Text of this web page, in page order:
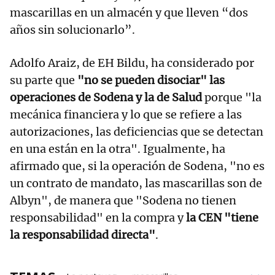
mascarillas en un almacén y que lleven “dos
años sin solucionarlo”.
Adolfo Araiz, de EH Bildu, ha considerado por
su parte que "no se pueden disociar" las
operaciones de Sodena y la de Saludporque "la
mecánica financiera y lo que se refiere a las
autorizaciones, las deficiencias que se detectan
en una están en la otra". Igualmente, ha
afirmado que, si la operación de Sodena, "no es
un contrato de mandato, las mascarillas son de
Albyn", de manera que "Sodena no tienen
responsabilidad" en la compra yla CEN "tiene
la responsabilidad directa".